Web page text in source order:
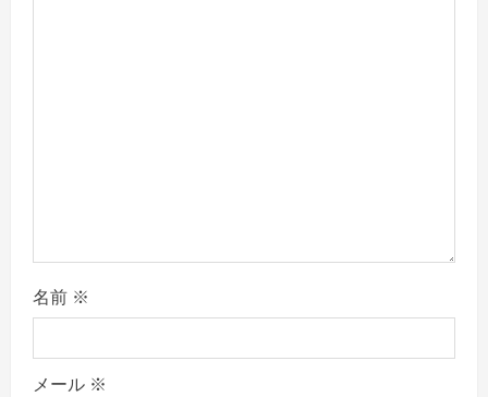
名前 ※
メール ※